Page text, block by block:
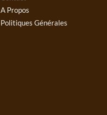
A Propos
Politiques Générales